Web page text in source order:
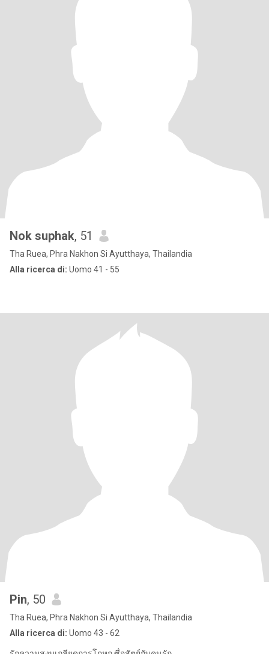
Nok suphak, 51
Tha Ruea, Phra Nakhon Si Ayutthaya, Thailandia
Alla ricerca di: Uomo 41 - 55
Pin, 50
Tha Ruea, Phra Nakhon Si Ayutthaya, Thailandia
Alla ricerca di: Uomo 43 - 62